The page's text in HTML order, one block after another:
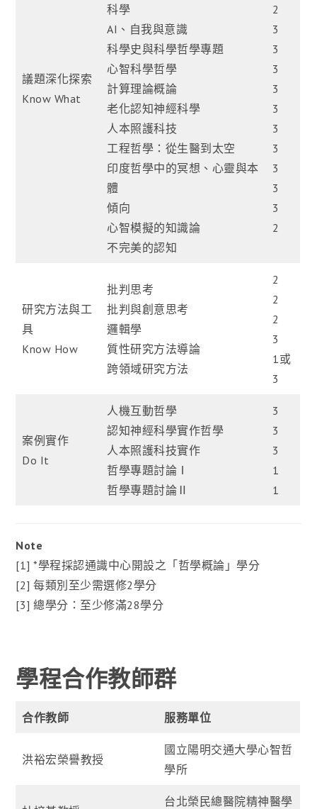
議題深化探索
Know What
科學
AI、自我與意識
科學史與科學哲學專題
心智科學哲學
計算理論概論
老化認知神經科學
人本照護科技
工程哲學：從生醫到太空
印度哲學中的冥想、心靈與本
體
傾向
心智模擬的知識論
不完美的認知
2
3
3
3
3
3
3
3
3
3
3
2
研究方法與工
具
Know How
批判思考
批判與創意思考
邏輯學
質性研究方法導論
跨領域研究方法
2
2
2
3
1或
3
案例實作
Do It
人機互動哲學
認知神經科學實作哲學
人本照護科技實作
哲學專題討論Ⅰ
哲學專題討論Ⅱ
3
3
3
1
1
Note
[1] *學程採認通識中心開設之「哲學概論」學分
[2] 每類別至少需選修2學分
[3] 總學分：至少修滿28學分
學程合作教師群
合作教師 服務單位
洪裕宏榮譽教授
國立陽明交通大學心智哲
學所
台北榮民總醫院精神醫學